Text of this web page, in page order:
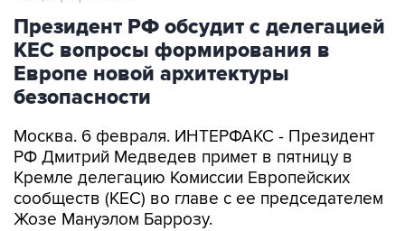
Президент РФ обсудит с делегацией
КЕС вопросы формирования в
Европе новой архитектуры
безопасности
Москва. 6 февраля. ИНТЕРФАКС - Президент
РФ Дмитрий Медведев примет в пятницу в
Кремле делегацию Комиссии Европейских
сообществ (КЕС) во главе с ее председателем
Жозе Мануэлом Баррозу.